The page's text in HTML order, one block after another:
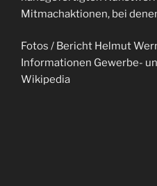
Mitmachaktionen, bei
Fotos / Bericht Helmut
Informationen Gewerbe-
Wikipedia